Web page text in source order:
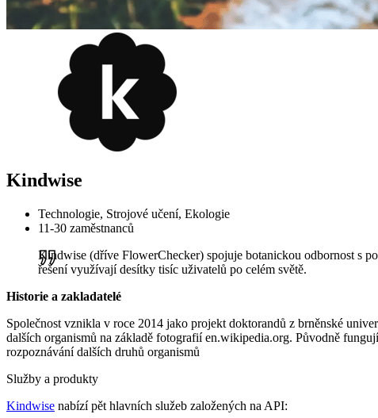
Kindwise
Technologie, Strojové učení, Ekologie
11-30 zaměstnanců
Kindwise (dříve FlowerChecker) spojuje botanickou odbornost s
řešení využívají desítky tisíc uživatelů po celém světě.
Historie a zakladatelé
Společnost vznikla v roce 2014 jako projekt doktorandů z brněnské
dalších organismů na základě fotografií en.wikipedia.org. Původně
rozpoznávání dalších druhů organismů
Služby a produkty
Kindwise nabízí pět hlavních služeb založených na API: